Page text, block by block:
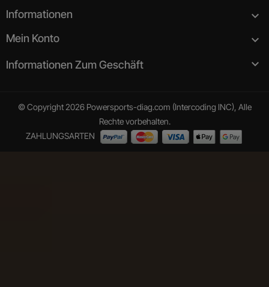
Informationen 
Mein Konto 
Informationen Zum Geschäft 
© Copyright 2026 Powersports-diag.com (Intercoding INC), Alle
Rechte vorbehalten.
ZAHLUNGSARTEN